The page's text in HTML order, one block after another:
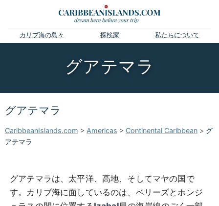
カリブ海の島々 探検家 私たちについて
グアテマラ
グアテマラ
CaribbeanIslands.com > Americas > Continental Caribbean > グ
アテマラ
グアテマラは、太平洋、高地、そしてマヤの国で
す。カリブ海に面しているのは、ベリーズとホンジ